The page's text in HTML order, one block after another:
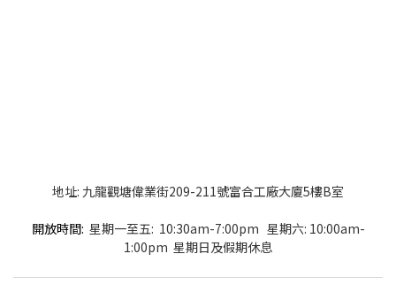
地址: 九龍觀塘偉業街209-211號富合工廠大廈5樓B室
開放時間: 星期一至五: 10:30am-7:00pm 星期六: 10:00am-
1:00pm 星期日及假期休息